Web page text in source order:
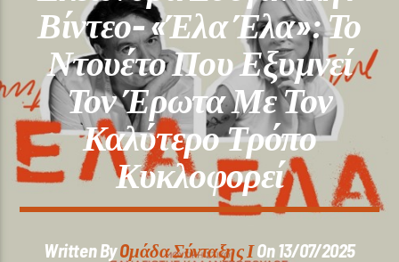
Current Track
Title
Βίντεο- «Έλα Έλα»: Το
Ντουέτο Που Εξυμνεί
Τον Έρωτα Με Τον
Καλύτερο Τρόπο
Κυκλοφορεί
Written ByOμάδα Σύνταξης ΙOn 13/07/2025